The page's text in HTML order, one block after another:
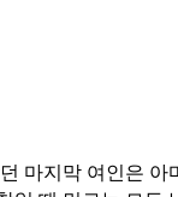
마지막 여인은 아